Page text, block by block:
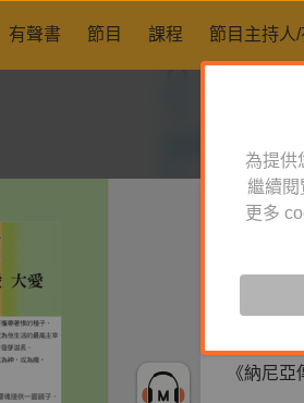
有聲書 節目 課程 節目主持人
四
《納尼
為提供
繼續閱
更多